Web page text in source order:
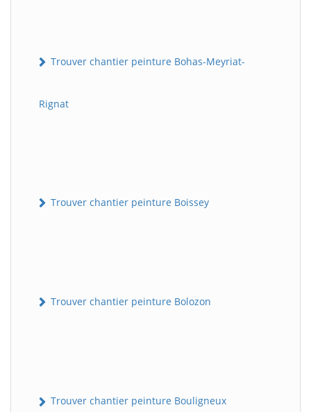
Trouver chantier peinture Bohas-Meyriat-
Rignat
Trouver chantier peinture Boissey
Trouver chantier peinture Bolozon
Trouver chantier peinture Bouligneux